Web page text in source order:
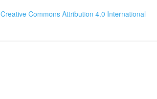
Creative Commons Attribution 4.0 International